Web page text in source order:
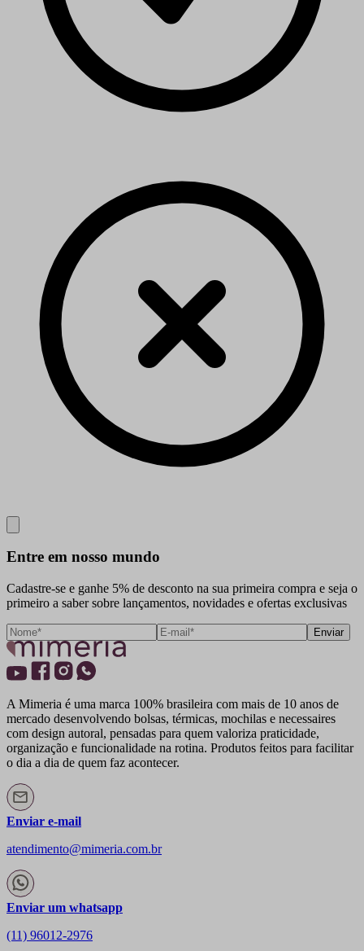
Entre em nosso mundo
Cadastre-se e ganhe 5% de desconto na sua primeira compra e seja o
primeiro a saber sobre lançamentos, novidades e ofertas exclusivas
Enviar
A Mimeria é uma marca 100% brasileira com mais de 10 anos de
mercado desenvolvendo bolsas, térmicas, mochilas e necessaires
com design autoral, pensadas para quem valoriza praticidade,
organização e funcionalidade na rotina. Produtos feitos para facilitar
o dia a dia de quem faz acontecer.
Enviar e-mail
atendimento@mimeria.com.br
Enviar um whatsapp
(11) 96012-2976